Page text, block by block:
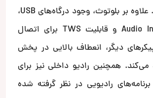
را ارائه می‌دهد. علاوه بر بلوتوث، وجود درگاه‌های USB،
کارت حافظه، Audio In و قابلیت TWS برای اتصال
دیگر، انعطاف بالایی در پخش
همچنین رادیو داخلی نیز برای
برنامه‌های رادیویی در نظر گرفته شده